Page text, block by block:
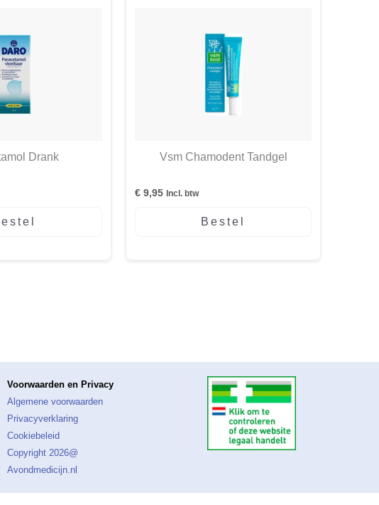
Drank
Vsm Chamodent Tandgel
€ 9,95 Incl. btw
Bestel
Voorwaarden en Privacy
Algemene voorwaarden
Privacyverklaring
Cookiebeleid
Copyright 2026@
Avondmedicijn.nl